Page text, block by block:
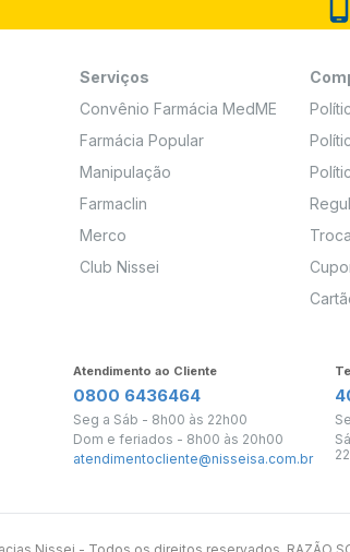
Serviços
Convênio Farmácia MedME
Farmácia Popular
Manipulação
Farmaclin
Merco
Club Nissei
Atendimento ao Cliente
0800 6436464
Seg a Sáb - 8h00 às 22h00
Dom e feriados - 8h00 às 20h00
atendimentocliente@nisseisa.com.br